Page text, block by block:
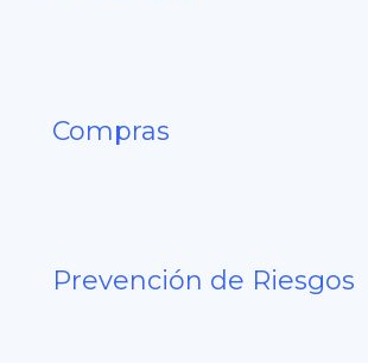
Compras
Prevención de Riesgos